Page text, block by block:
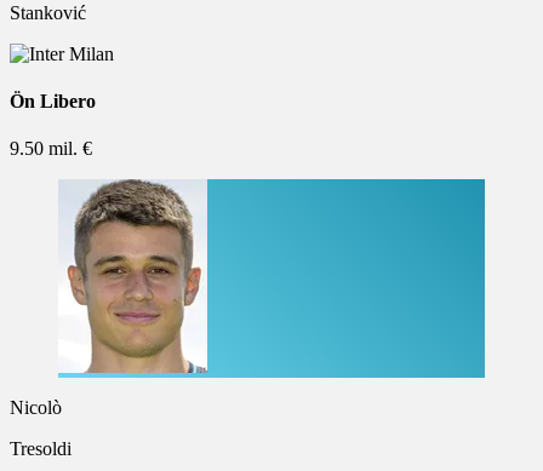
Stanković
Ön Libero
9.50 mil. €
Nicolò
Tresoldi